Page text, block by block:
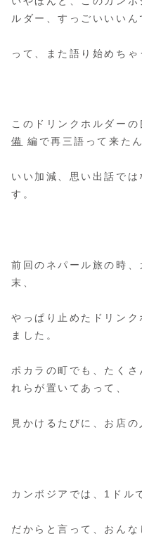
ルダー、すっごいいいん
って、また語り始めちゃ
このドリンクホルダー
備 編で再三語って来たん
いい加減、思い出話で
す。
前回のネパール旅の時
末、
やっぱり止めたドリン
ました。
ポカラの町でも、たく
れらが置いてあって、
見かけるたびに、お店
カンボジアでは、1ドル
だからと言って、おん